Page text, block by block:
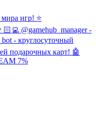
игр! ⭐️
@gamehub_manager -
- круглосуточный
подарочных карт! 🤖
7%